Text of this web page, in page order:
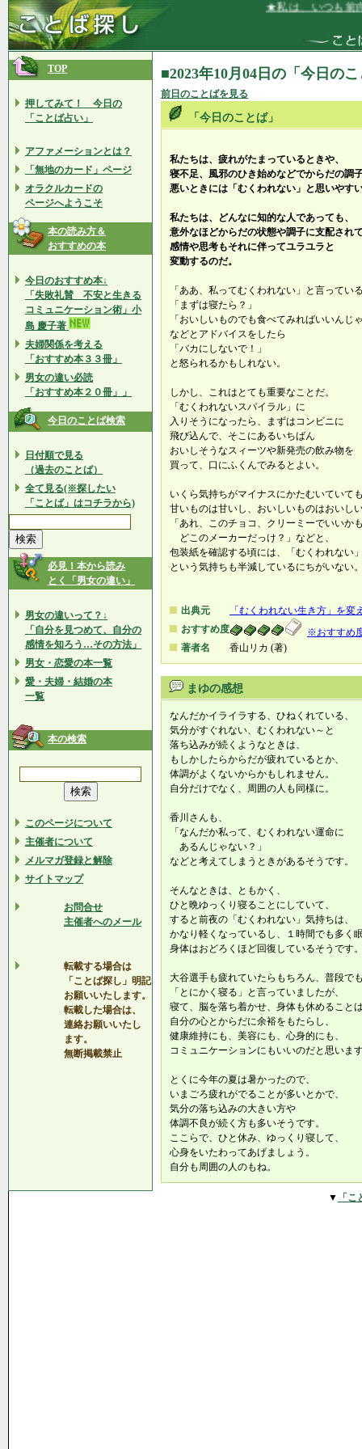
★私は、いつも前向
TOP
押してみて！ 今日の
「ことば占い」
アファメーションとは？
「無地のカード」ページ
オラクルカードの
ページへようこそ
本の読み方＆
おすすめの本
今日のおすすめ本↓
「失敗礼賛 不安と生きる
コミュニケーション術」小
島 慶子著
夫婦関係を考える
「おすすめ本３３冊」
男女の違い必読
「おすすめ本２０冊」」
今日のことば検索
日付順で見る
（過去のことば）
全て見る(※探したい
「ことば」はコチラから)
必見！本から読み
とく「男女の違い」
男女の違いって？↓
「自分を見つめて、自分の
感情を知ろう…その方法」
男女・恋愛の本一覧
愛・夫婦・結婚の本
一覧
本の検索
このページについて
主催者について
メルマガ登録と解除
サイトマップ
お問合せ
主催者へのメール
転載する場合は
「ことば探し」明記
お願いいたします。
転載した場合は、
連絡お願いいたし
ます。
無断掲載禁止
■2023年10月04日の「今日の
前日のことばを見る
「今日のことば」
私たちは、疲れがたまっているときや、
寝不足、風邪のひき始めなどでからだの調
悪いときには「むくわれない」と思いやす
私たちは、どんなに知的な人であっても、
意外なほどからだの状態や調子に支配され
感情や思考もそれに伴ってユラユラと
変動するのだ。
「ああ、私ってむくわれない」と言ってい
「まずは寝たら？」
「おいしいものでも食べてみればいいんじ
などとアドバイスをしたら
「バカにしないで！」
と怒られるかもしれない。
しかし、これはとても重要なことだ。
「むくわれないスパイラル」に
入りそうになったら、まずはコンビニに
飛び込んで、そこにあるいちばん
おいしそうなスィーツや新発売の飲み物を
買って、口にふくんでみるとよい。
いくら気持ちがマイナスにかたむいていて
甘いものは甘いし、おいしいものはおいし
「あれ、このチョコ、クリーミーでいいか
どこのメーカーだっけ？」などと、
包装紙を確認する頃には、「むくわれない
という気持ちも半減しているにちがいない
出典元
「むくわれない生き方」を変
おすすめ度
※おすすめ
著者名
香山リカ (著)
まゆの感想
なんだかイライラする、ひねくれている、
気分がすぐれない、むくわれない～と
落ち込みが続くようなときは、
もしかしたらからだが疲れているとか、
体調がよくないからかもしれません。
自分だけでなく、周囲の人も同様に。
香川さんも、
「なんだか私って、むくわれない運命に
あるんじゃない？」
などと考えてしまうときがあるそうです。
そんなときは、ともかく、
ひと晩ゆっくり寝ることにしていて、
すると前夜の「むくわれない」気持ちは、
かなり軽くなっているし、１時間でも多く
身体はおどろくほど回復しているそうです
大谷選手も疲れていたらもちろん、普段で
「とにかく寝る」と言っていましたが、
寝て、脳を落ち着かせ、身体も休めること
自分の心とからだに余裕をもたらし、
健康維持にも、美容にも、心身的にも、
コミュニケーションにもいいのだと思いま
とくに今年の夏は暑かったので、
いまごろ疲れがでることが多いとかで、
気分の落ち込みの大きい方や
体調不良が続く方も多いそうです。
ここらで、ひと休み、ゆっくり寝して、
心身をいたわってあげましょう。
自分も周囲の人のもね。
▼ 「